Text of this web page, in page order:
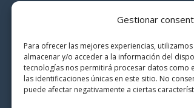
Gestionar
Para ofrecer las mejores experiencias,
almacenar y/o acceder a la información del
tecnologías nos permitirá procesar datos como
las identificaciones únicas en este sitio. No
puede afectar negativamente a ciertas